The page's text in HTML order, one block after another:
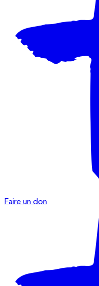
Faire un don